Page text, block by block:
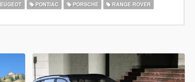
PONTIAC PORSCHE
RANGE ROVER